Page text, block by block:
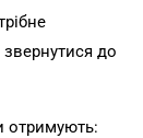
до
отримують: